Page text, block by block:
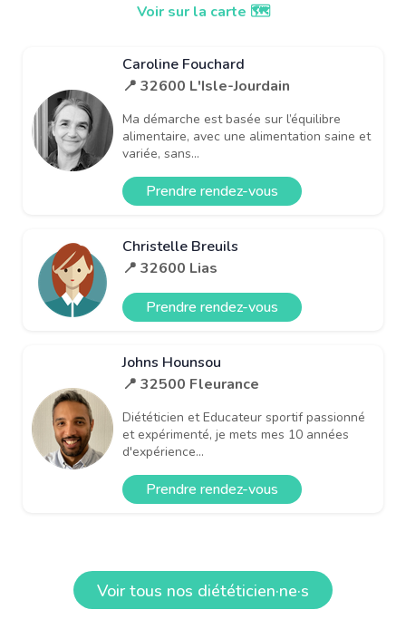
Voir sur la carte 🗺️
Caroline Fouchard
📍 32600 L'Isle-Jourdain
Ma démarche est basée sur l’équilibre
alimentaire, avec une alimentation saine et
variée, sans...
Prendre rendez-vous
Christelle Breuils
📍 32600 Lias
Prendre rendez-vous
Johns Hounsou
📍 32500 Fleurance
Diététicien et Educateur sportif passionné
et expérimenté, je mets mes 10 années
d'expérience...
Prendre rendez-vous
Voir tous nos diététicien·ne·s